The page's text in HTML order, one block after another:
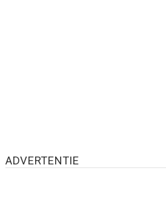
ADVERTENTIE